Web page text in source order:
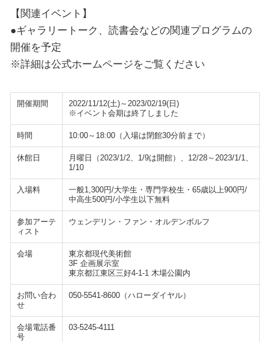
【関連イベント】
●ギャラリートーク、読書会などの関連プログラムの
開催を予定
※詳細は公式ホームページをご覧ください
開催期間
2022/11/12(土)～2023/02/19(日)
※イベント会期は終了しました
時間 10:00～18:00（入場は閉館30分前まで）
休館日
月曜日（2023/1/2、1/9は開館）、12/28～2023/1/1、
1/10
入場料
一般1,300円/大学生・専門学校生・65歳以上900円/
中高生500円/小学生以下無料
参加アーテ
ィスト
ウェンデリン・ファン・オルデンボルフ
会場
東京都現代美術館
3F 企画展示室
東京都江東区三好4-1-1 木場公園内
お問い合わ
せ
050-5541-8600（ハローダイヤル）
会場電話番
号
03-5245-4111